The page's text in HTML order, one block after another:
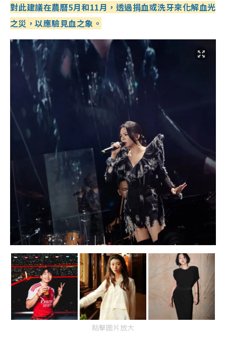
對此建議在農曆5月和11月，透過捐血或洗牙來化解血光
之災，以應驗見血之象。
點擊圖片放大